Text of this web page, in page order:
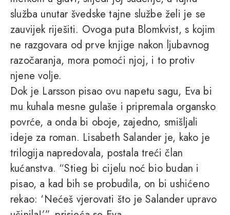
služba unutar švedske tajne službe želi je se
zauvijek riješiti. Ovoga puta Blomkvist, s kojim
ne razgovara od prve knjige nakon ljubavnog
razočaranja, mora pomoći njoj, i to protiv
njene volje.
Dok je Larsson pisao ovu napetu sagu, Eva bi
mu kuhala mesne gulaše i pripremala organsko
povrće, a onda bi oboje, zajedno, smišljali
ideje za roman. Lisabeth Salander je, kako je
trilogija napredovala, postala treći član
kućanstva. “Stieg bi cijelu noć bio budan i
pisao, a kad bih se probudila, on bi ushićeno
rekao: ‘Nećeš vjerovati što je Salander upravo